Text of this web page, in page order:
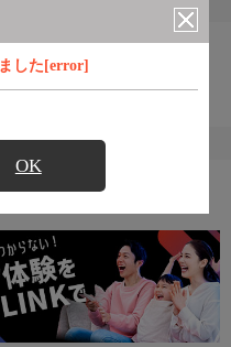
した[error]
OK